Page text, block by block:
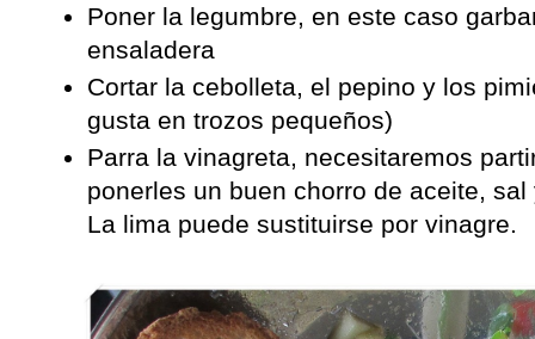
Poner la legumbre, en este caso
ensaladera
Cortar la cebolleta, el pepino y los
gusta en trozos pequeños)
Parra la vinagreta, necesitaremos
ponerles un buen chorro de aceite,
La lima puede sustituirse por vinagre.